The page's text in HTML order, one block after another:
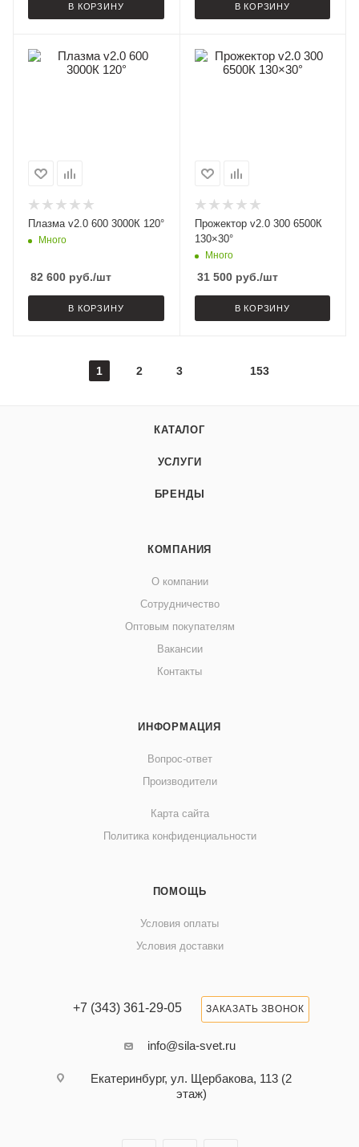
В КОРЗИНУ В КОРЗИНУ
Плазма v2.0 600 3000К 120°
Много
82 600 руб./шт
В КОРЗИНУ
Прожектор v2.0 300 6500К
130×30°
Много
31 500руб./шт
В КОРЗИНУ
1 2 3 153
КАТАЛОГ
УСЛУГИ
БРЕНДЫ
КОМПАНИЯ
О компании
Сотрудничество
Оптовым покупателям
Вакансии
Контакты
ИНФОРМАЦИЯ
Вопрос-ответ
Производители
Карта сайта
Политика конфиденциальности
ПОМОЩЬ
Условия оплаты
Условия доставки
+7 (343) 361-29-05 ЗАКАЗАТЬ ЗВОНОК
info@sila-svet.ru
Екатеринбург, ул. Щербакова, 113 (2
этаж)